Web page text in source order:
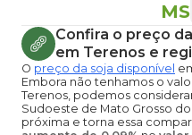
MS
Confira o preço
em Terenos e
O preço da soja disponível
Embora não tenhamos o
Terenos, podemos
Sudoeste de Mato Grosso
próxima e torna essa